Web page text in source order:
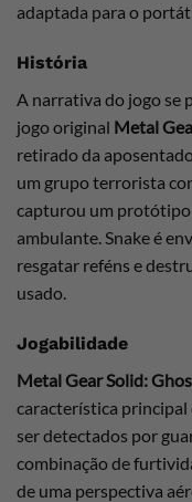
adaptada para o
História
A narrativa do jogo se
jogo original Metal
retirado da
um grupo terrorista
capturou um protótipo
ambulante. Snake é
resgatar reféns e
usado.
Jogabilidade
Metal Gear Solid:
característica principal
ser detectados por
combinação de
de uma perspectiva